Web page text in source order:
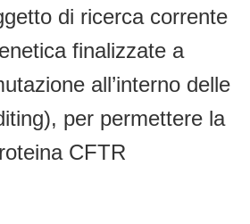
di ricerca corrente
finalizzate a
all’interno delle
per permettere la
CFTR